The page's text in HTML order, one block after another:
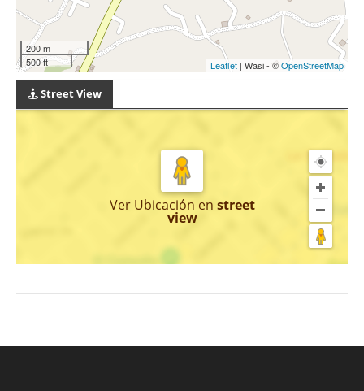
200 m
500 ft
Leaflet | Wasi - ©OpenStreetMap
Street View
Ver Ubicación en street
view